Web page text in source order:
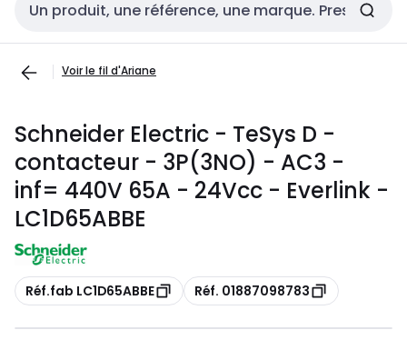
Entrée de recherche
Voir le fil d'Ariane
Schneider Electric - TeSys D -
contacteur - 3P(3NO) - AC3 -
inf= 440V 65A - 24Vcc - Everlink -
LC1D65ABBE
Copie
Réf.fab LC1D65ABBE Copie
Réf. 01887098783